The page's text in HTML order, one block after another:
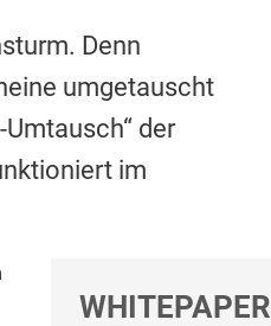
Denn
umgetauscht
der
im
WHITEPAPER